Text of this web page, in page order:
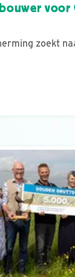
voor
zoekt